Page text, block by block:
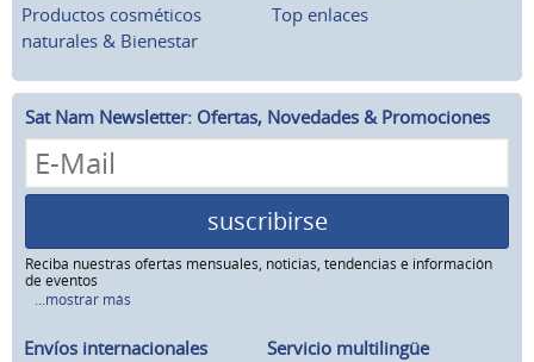
Productos cosméticos
naturales & Bienestar
Top enlaces
Sat Nam Newsletter: Ofertas, Novedades & Promociones
suscribirse
Reciba nuestras ofertas mensuales, noticias, tendencias e información
de eventos
...mostrar más
Envíos internacionales Servicio multilingüe